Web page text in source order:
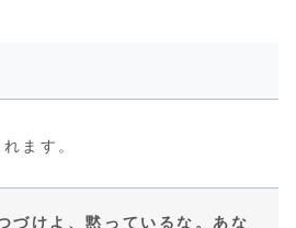
ます。
づけよ、黙っているな。あな